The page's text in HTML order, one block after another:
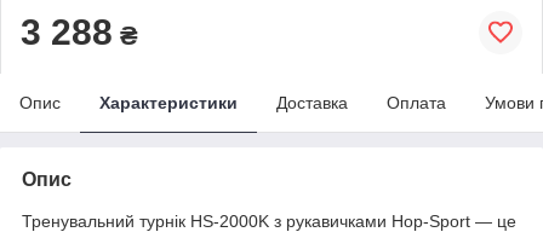
3 288 ₴
Опис Характеристики Доставка Оплата Умови
Опис
Тренувальний турнік HS-2000K з рукавичками Hop-Sport — це